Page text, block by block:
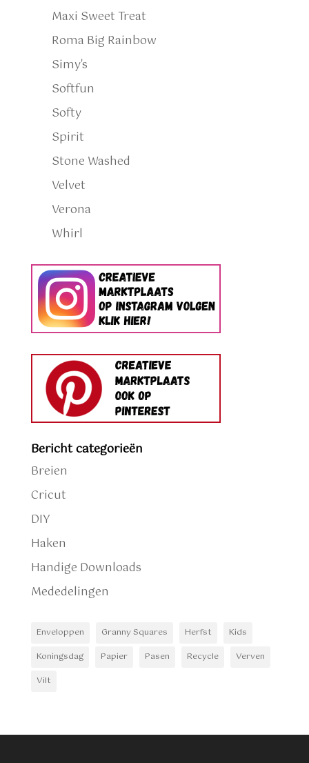
Maxi Sweet Treat
Roma Big Rainbow
Simy's
Softfun
Softy
Spirit
Stone Washed
Velvet
Verona
Whirl
Bericht categorieën
Breien
Cricut
DIY
Haken
Handige Downloads
Mededelingen
Enveloppen Granny Squares Herfst
Kids
Koningsdag
Papier Pasen Recycle
Verven
Vilt